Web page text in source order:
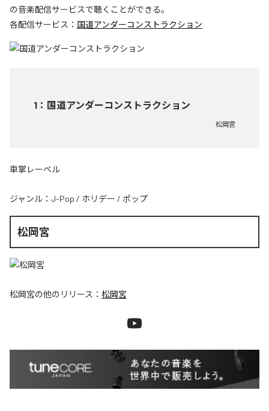
の音楽配信サービスで聴くことができる。
各配信サービス： 国道アンダーコンストラクション
1 ： 国道アンダーコンストラクション
松岡宮
車掌レーベル
ジャンル： J-Pop / ホリデー / ポップ
松岡宮
松岡宮の他のリリース： 松岡宮